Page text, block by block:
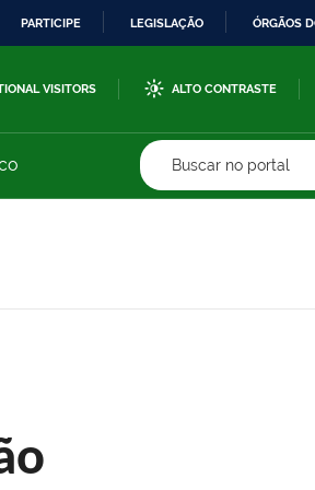
PARTICIPE LEGISLAÇÃO ÓRGÃOS
VISITORS ALTO CONTRASTE
Buscar no portal